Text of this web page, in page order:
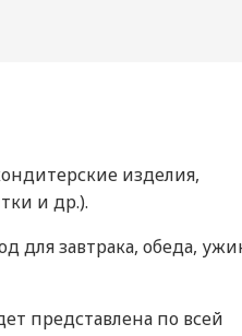
изделия,
и др.).
для завтрака, обеда,
представлена по всей